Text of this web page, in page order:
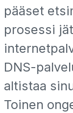
pääset
prosessi
DNS-
altistaa
Toinen